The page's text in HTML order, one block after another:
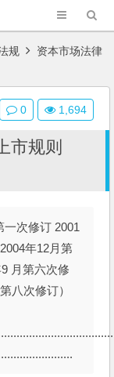
规 资本市场法律
）
市规则
一次修订 2001
年12月第
月第六次修
八次修订）
0 1,694